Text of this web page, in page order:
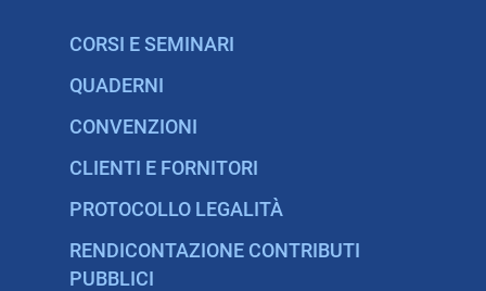
CORSI E SEMINARI
QUADERNI
CONVENZIONI
CLIENTI E FORNITORI
PROTOCOLLO LEGALITÀ
RENDICONTAZIONE CONTRIBUTI
PUBBLICI